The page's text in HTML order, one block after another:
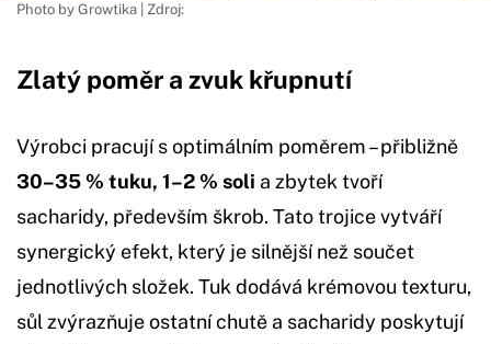
Photo by Growtika | Zdroj:
Zlatý poměr a zvuk křupnutí
Výrobci pracují s optimálním poměrem – přibližně
30–35 % tuku, 1–2 % soli a zbytek tvoří
sacharidy, především škrob. Tato trojice vytváří
synergický efekt, který je silnější než součet
jednotlivých složek. Tuk dodává krémovou texturu,
sůl zvýrazňuje ostatní chutě a sacharidy poskytují